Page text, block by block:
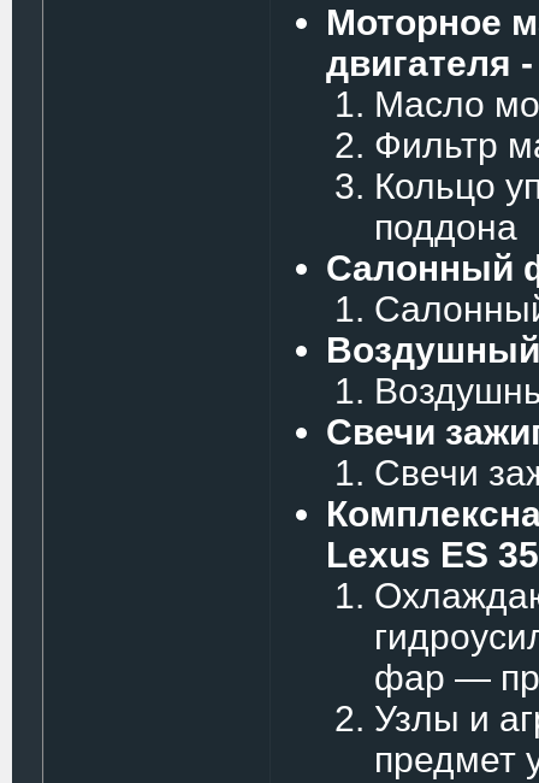
Моторное
двигателя
Масло
Фильтр
Кольцо
поддона
Салонный
Свечи
Свечи
Lexus ES
фар —
Узлы и
предмет